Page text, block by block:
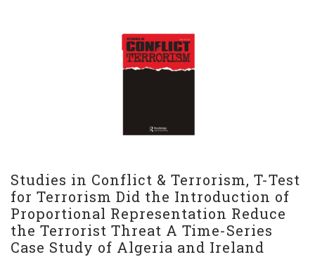
Studies in Conflict & Terrorism, T-Test
for Terrorism Did the Introduction of
Proportional Representation Reduce
the Terrorist Threat A Time-Series
Case Study of Algeria and Ireland